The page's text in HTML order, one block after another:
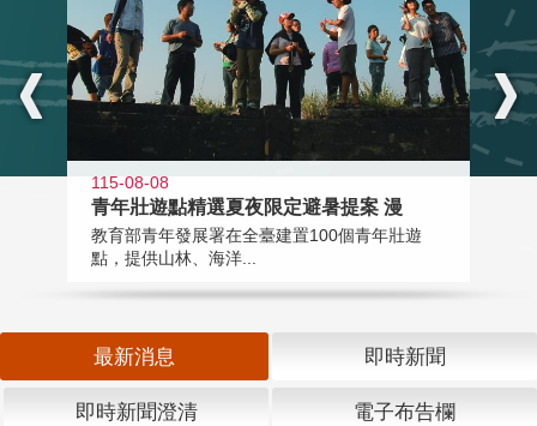
115-08-08
青年壯遊點精選夏夜限定避暑提案 漫
教育部青年發展署在全臺建置100個青年壯遊
點，提供山林、海洋...
最新消息 即時新聞
即時新聞澄清 電子布告欄